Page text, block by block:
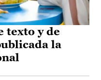
texto y de
la